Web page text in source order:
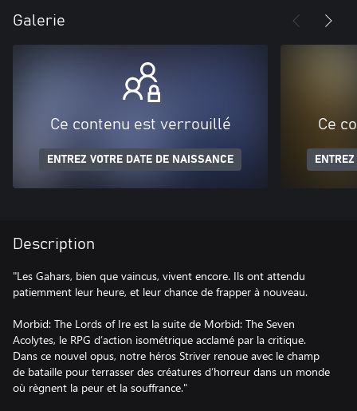
Galerie
Ce contenu est verrouillé
ENTREZ VOTRE DATE DE NAISSANCE
Ce
Description
"Les Gahars, bien que vaincus, vivent encore. Ils ont attendu
patiemment leur heure, et leur chance de frapper à nouveau.
Morbid: The Lords of Ire est la suite de Morbid: The Seven
Acolytes, le RPG d’action isométrique acclamé par la critique.
Dans ce nouvel opus, notre héros Striver renoue avec le champ
de bataille pour terrasser des créatures d’horreur dans un monde
où règnent la peur et la souffrance."